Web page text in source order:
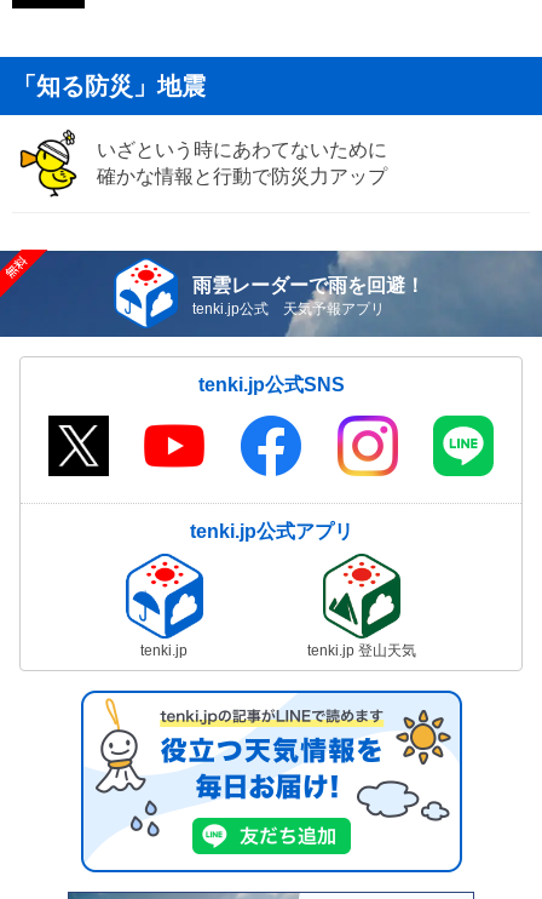
「知る防災」地震
いざという時にあわてないために
確かな情報と行動で防災力アップ
雨雲レーダーで雨を回避！
tenki.jp公式 天気予報アプリ
tenki.jp公式SNS
tenki.jp公式アプリ
tenki.jp tenki.jp 登山天気